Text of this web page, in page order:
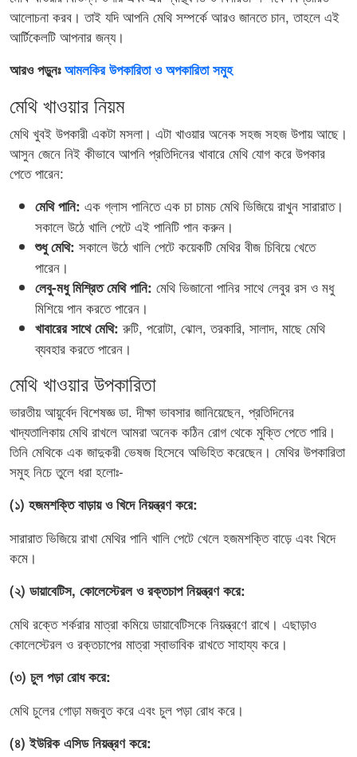
আলোচনা করব। তাই যদি আপনি মেথি সম্পর্কে আরও জানতে চান, তাহলে এই
আর্টিকেলটি আপনার জন্য।
আরও পড়ুনঃআমলকির উপকারিতা ও অপকারিতা সমুহ
মেথি খাওয়ার নিয়ম
মেথি খুবই উপকারী একটা মসলা। এটা খাওয়ার অনেক সহজ সহজ উপায় আছে।
আসুন জেনে নিই কীভাবে আপনি প্রতিদিনের খাবারে মেথি যোগ করে উপকার
পেতে পারেন:
মেথি পানি: এক গ্লাস পানিতে এক চা চামচ মেথি ভিজিয়ে রাখুন সারারাত।
সকালে উঠে খালি পেটে এই পানিটি পান করুন।
শুধু মেথি: সকালে উঠে খালি পেটে কয়েকটি মেথির বীজ চিবিয়ে খেতে
পারেন।
লেবু-মধু মিশ্রিত মেথি পানি: মেথি ভিজানো পানির সাথে লেবুর রস ও মধু
মিশিয়ে পান করতে পারেন।
খাবারের সাথে মেথি: রুটি, পরোটা, ঝোল, তরকারি, সালাদ, মাছে মেথি
ব্যবহার করতে পারেন।
মেথি খাওয়ার উপকারিতা
ভারতীয় আয়ুর্বেদ বিশেষজ্ঞ ডা. দীক্ষা ভাবসার জানিয়েছেন, প্রতিদিনের
খাদ্যতালিকায় মেথি রাখলে আমরা অনেক কঠিন রোগ থেকে মুক্তি পেতে পারি।
তিনি মেথিকে এক জাদুকরী ভেষজ হিসেবে অভিহিত করেছেন। মেথির উপকারিতা
সমুহ নিচে তুলে ধরা হলোঃ-
(১) হজমশক্তি বাড়ায় ও খিদে নিয়ন্ত্রণ করে:
সারারাত ভিজিয়ে রাখা মেথির পানি খালি পেটে খেলে হজমশক্তি বাড়ে এবং খিদে
কমে।
(২) ডায়াবেটিস, কোলেস্টেরল ও রক্তচাপ নিয়ন্ত্রণ করে:
মেথি রক্তে শর্করার মাত্রা কমিয়ে ডায়াবেটিসকে নিয়ন্ত্রণে রাখে। এছাড়াও
কোলেস্টেরল ও রক্তচাপের মাত্রা স্বাভাবিক রাখতে সাহায্য করে।
(৩) চুল পড়া রোধ করে:
মেথি চুলের গোড়া মজবুত করে এবং চুল পড়া রোধ করে।
(৪) ইউরিক এসিড নিয়ন্ত্রণ করে: